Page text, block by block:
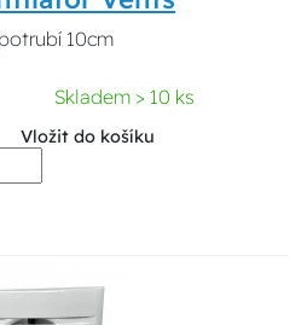
10cm
Skladem > 10 ks
Vložit do košíku